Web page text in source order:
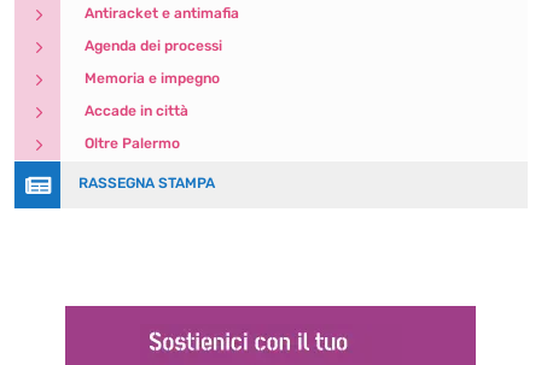
5 Antiracket e antimafia
5 Agenda dei processi
5 Memoria e impegno
5 Accade in città
5 Oltre Palermo
 RASSEGNA STAMPA